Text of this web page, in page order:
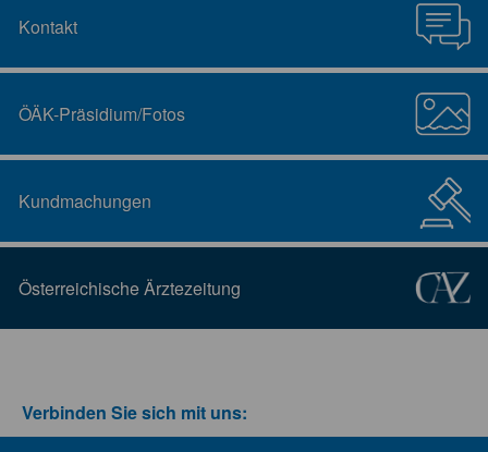
Kontakt
ÖÄK-Präsidium/Fotos
Kundmachungen
Österreichische Ärztezeitung
Verbinden Sie sich mit uns: